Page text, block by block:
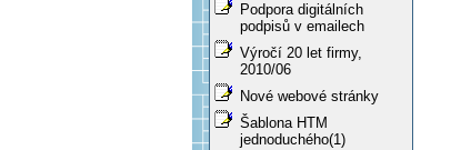
Podpora digitálních
podpisů v emailech
Výročí 20 let firmy,
2010/06
Nové webové stránky
Šablona HTM
jednoduchého(1)